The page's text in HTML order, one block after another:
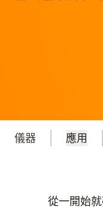
儀器 應用
從一開始